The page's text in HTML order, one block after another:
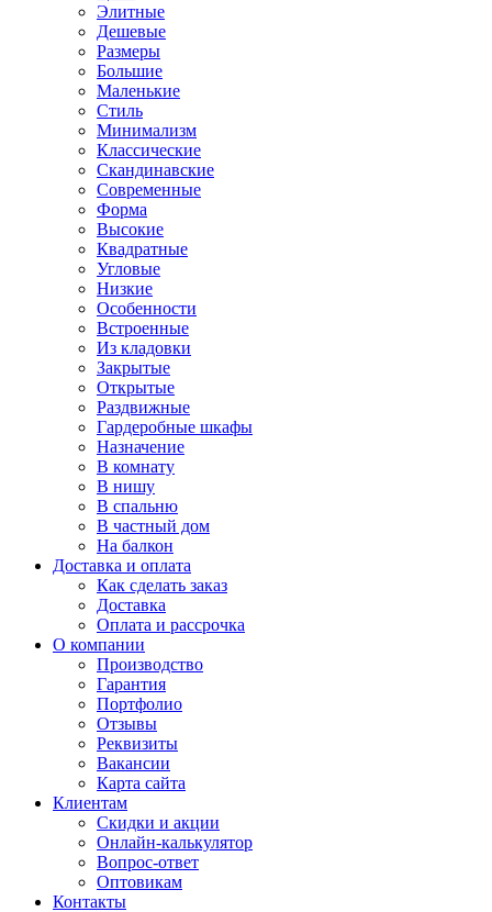
Элитные
Дешевые
Размеры
Большие
Маленькие
Стиль
Минимализм
Классические
Скандинавские
Современные
Форма
Высокие
Квадратные
Угловые
Низкие
Особенности
Встроенные
Из кладовки
Закрытые
Открытые
Раздвижные
Гардеробные шкафы
Назначение
В комнату
В нишу
В спальню
В частный дом
На балкон
Доставка и оплата
Как сделать заказ
Доставка
Оплата и рассрочка
О компании
Производство
Гарантия
Портфолио
Отзывы
Реквизиты
Вакансии
Карта сайта
Клиентам
Скидки и акции
Онлайн-калькулятор
Вопрос-ответ
Оптовикам
Контакты